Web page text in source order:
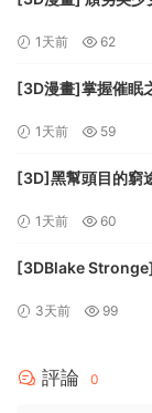
1天前 62
[3D漫畫]掌握催眠
1天前 59
[3D]黑幫頭目的窮
1天前 60
[3DBlake
3天前 99
評論 0